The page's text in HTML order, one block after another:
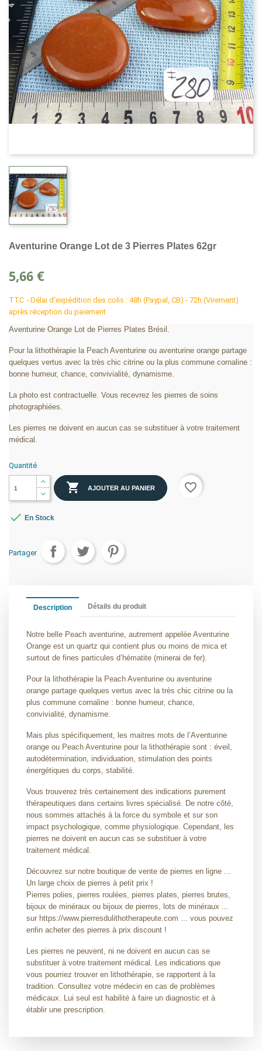
Aventurine Orange Lot de 3 Pierres Plates 62gr
5,66 €
TTC
Délai d'expédition des colis : 48h (Paypal, CB) - 72h (Virement)
après réception du paiement
Aventurine Orange Lot de Pierres Plates Brésil.
Pour la lithothérapie la Peach Aventurine ou aventurine orange partage
quelques vertus avec la très chic citrine ou la plus commune cornaline :
bonne humeur, chance, convivialité, dynamisme.
La photo est contractuelle. Vous recevrez les pierres de soins
photographiées.
Les pierres ne doivent en aucun cas se substituer à votre traitement
médical.
Quantité
 AJOUTER AU PANIER favorite_border
 En Stock
Partager
Description Détails du produit
Notre belle Peach aventurine, autrement appelée Aventurine
Orange est un quartz qui contient plus ou moins de mica et
surtout de fines particules d’hématite (minerai de fer).
Pour la lithothérapie la Peach Aventurine ou aventurine
orange partage quelques vertus avec la très chic citrine ou la
plus commune cornaline : bonne humeur, chance,
convivialité, dynamisme.
Mais plus spécifiquement, les maitres mots de l’Aventurine
orange ou Peach Aventurine pour la lithothérapie sont : éveil,
autodétermination, individuation, stimulation des points
énergétiques du corps, stabilité.
Vous trouverez très certainement des indications purement
thérapeutiques dans certains livres spécialisé. De notre côté,
nous sommes attachés à la force du symbole et sur son
impact psychologique, comme physiologique. Cependant, les
pierres ne doivent en aucun cas se substituer à votre
traitement médical.
Découvrez sur notre boutique de vente de pierres en ligne ...
Un large choix de pierres à petit prix !
Pierres polies, pierres roulées, pierres plates, pierres brutes,
bijoux de minéraux ou bijoux de pierres, lots de minéraux ...
sur https://www.pierresdulithotherapeute.com ... vous pouvez
enfin acheter des pierres à prix discount !
Les pierres ne peuvent, ni ne doivent en aucun cas se
substituer à votre traitement médical. Les indications que
vous pourriez trouver en lithothérapie, se rapportent à la
tradition. Consultez votre médecin en cas de problèmes
médicaux. Lui seul est habilité à faire un diagnostic et à
établir une prescription.